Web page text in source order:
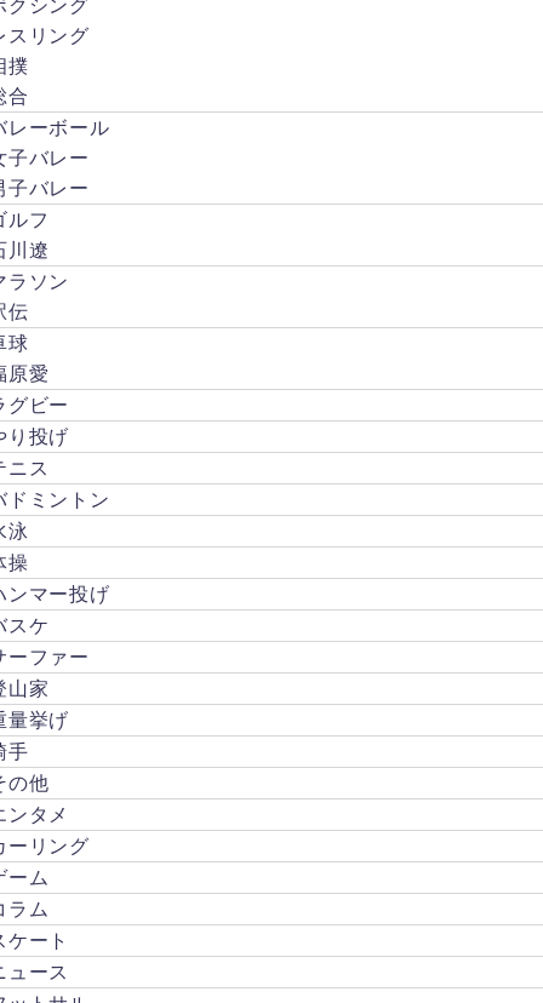
ま
す。
けの
持っ
手に
は、
多く
セネ
タや
都市
生し
この
話は
クシング
スリング
撲
合
レーボール
子バレー
子バレー
ルフ
川遼
ラソン
伝
球
原愛
グビー
り投げ
ニス
ドミントン
泳
操
ンマー投げ
スケ
ーファー
山家
量挙げ
手
の他
ンタメ
ーリング
ーム
ラム
ケート
ュース